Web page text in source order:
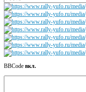
BBCode вкл.